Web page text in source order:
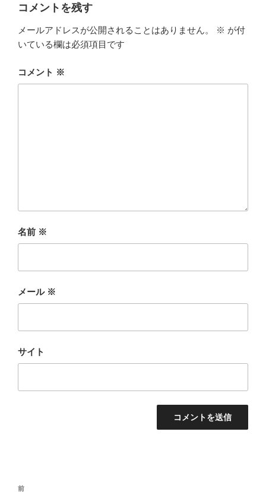
コメントを残す
メールアドレスが公開されることはありません。 ※ が付
いている欄は必須項目です
コメント ※
名前 ※
メール ※
サイト
投
前
前